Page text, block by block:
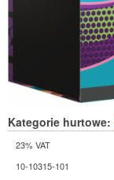
Kategorie hurtowe:
23% VAT
10-10315-101